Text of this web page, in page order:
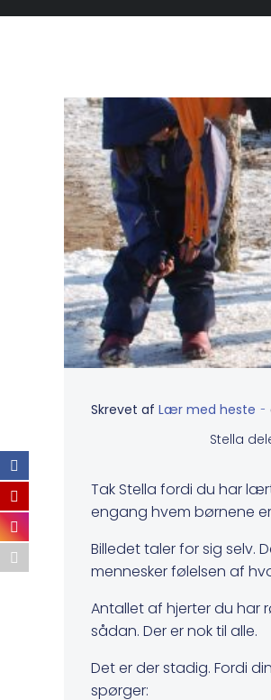
Skrevet af Lær med heste -
Stella
Tak Stella fordi du har
engang hvem børnene
Billedet taler for sig selv.
mennesker følelsen af
Antallet af hjerter du har
sådan. Der er nok til alle.
Det er der stadig. Fordi
spørger: